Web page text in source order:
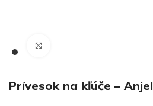
Prívesok na kľúče – Anjel